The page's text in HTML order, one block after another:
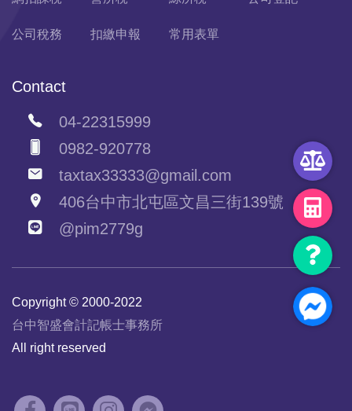
公司稅務 扣繳申報 常用表單
Contact
04-22315999
0982-920778
taxtax33333@gmail.com
406台中市北屯區文昌三街139號
@pim2779g
Copyright © 2000-2022
台中智盛會計記帳士事務所
All right reserved